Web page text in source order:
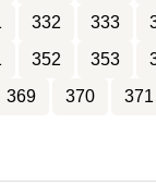
332 333
352 353
369 370 371